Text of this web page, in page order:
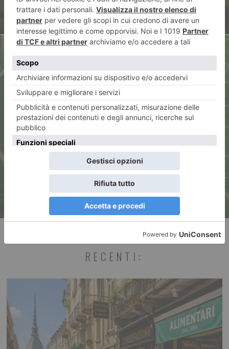
ARTICOLO SUCCESSIVO
Viaggio nella storia dei moduli
del calcio
RECENTI: